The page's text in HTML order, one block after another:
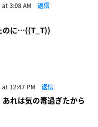
3:08 AM 返信
のに…((T_T))
12:47 PM 返信
れは気の毒過ぎたから